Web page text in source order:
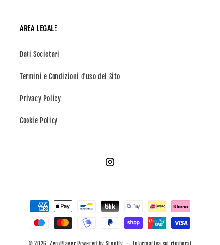
AREA LEGALE
Dati Societari
Termini e Condizioni d'uso del Sito
Privacy Policy
Cookie Policy
Instagram
Metodi
pagamento
© 2026,ZeroPlayer Powered by Shopify Informativa sui rimborsi